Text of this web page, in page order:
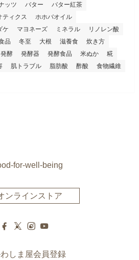
ッツ バター
バター紅茶
ティクス
ホホバオイル
ケ マヨネーズ ミネラル
リノレン酸
品 冬至 大根 滋養食
炊き方
発酵 発酵器 発酵食品 米ぬか
糀
肌トラブル 脂肪酸 酢酸
食物繊維
ンラインストア